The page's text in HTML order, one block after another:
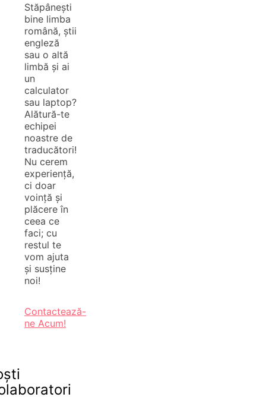
Stăpânești
bine limba
română, știi
engleză
sau o altă
limbă și ai
un
calculator
sau laptop?
Alătură-te
echipei
noastre de
traducători!
Nu cerem
experiență,
ci doar
voință și
plăcere în
ceea ce
faci; cu
restul te
vom ajuta
și susține
noi!
Contactează-
ne Acum!